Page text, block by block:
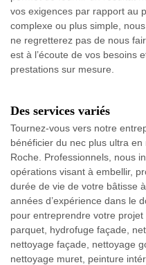
vos exigences par rapport au
complexe ou plus simple,
ne regretterez pas de nous
est à l’écoute de vos besoins
prestations sur mesure.
Des services variés
Tournez-vous vers notre
bénéficier du nec plus ultra
Roche. Professionnels, nous
opérations visant à embellir,
durée de vie de votre bâtisse
années d’expérience dans le
pour entreprendre votre
parquet, hydrofuge façade,
nettoyage façade, nettoyage
nettoyage muret, peinture